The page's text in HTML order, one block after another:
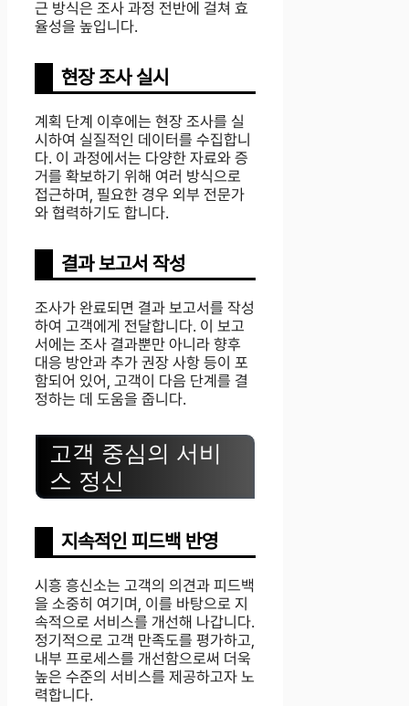
근 방식은 조사 과정 전반에 걸쳐 효
율성을 높입니다.
현장 조사 실시
계획 단계 이후에는 현장 조사를 실
시하여 실질적인 데이터를 수집합니
다. 이 과정에서는 다양한 자료와 증
거를 확보하기 위해 여러 방식으로
접근하며, 필요한 경우 외부 전문가
와 협력하기도 합니다.
결과 보고서 작성
조사가 완료되면 결과 보고서를 작성
하여 고객에게 전달합니다. 이 보고
서에는 조사 결과뿐만 아니라 향후
대응 방안과 추가 권장 사항 등이 포
함되어 있어, 고객이 다음 단계를 결
정하는 데 도움을 줍니다.
고객 중심의 서비
스 정신
지속적인 피드백 반영
시흥 흥신소는 고객의 의견과 피드백
을 소중히 여기며, 이를 바탕으로 지
속적으로 서비스를 개선해 나갑니다.
정기적으로 고객 만족도를 평가하고,
내부 프로세스를 개선함으로써 더욱
높은 수준의 서비스를 제공하고자 노
력합니다.